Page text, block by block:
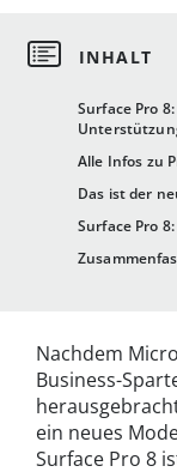
Surface Pro
Alle Infos zu
Das ist der
Surface Pro
Nachdem
Business-
ein neues
Surface Pro 8